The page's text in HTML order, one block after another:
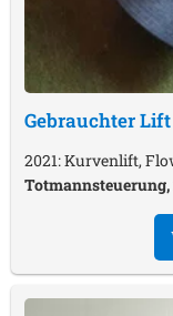
Gebrauchter
2021: Kurvenlift,